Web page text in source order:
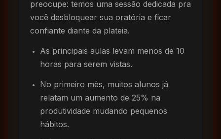
preocupe: temos uma sessão dedicada pra
você desbloquear sua oratória e ficar
confiante diante da plateia.
As principais aulas levam menos de 10
horas para serem vistas.
No primeiro mês, muitos alunos já
relatam um aumento de 25% na
produtividade mudando pequenos
hábitos.